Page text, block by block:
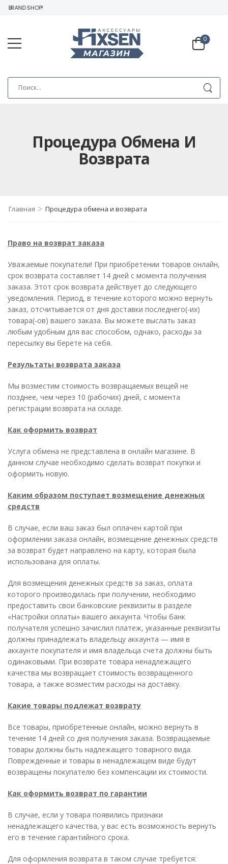
SHOP!
0
Процедура Обмена И
Возврата
Главная > Процедура обмена и возврата
Право на возврат заказа
Уважаемые покупатели! При приобретении товаров онлайн,
срок возврата составляет 14 дней с момента получения
заказа. Этот срок возврата действует до следующего
уведомления. Период, в течение которого можно вернуть
заказ, отсчитывается от дня доставки последнего(-их)
товара(-ов) вашего заказа. Вы можете выслать заказ
любым удобным для вас способом, однако, расходы за
пересылку вы берете на себя.
Результаты возврата заказа
Мы возместим стоимость возвращаемых вещей не
позднее, чем через 10 (рабочих) дней, с момента
регистрации возврата на складе.
Как оформить возврат
Услуга обмена не представлена в онлайн магазине. В
данном случае необходимо сделать возврат покупки и
оформить новую.
Каким образом поступает возмещение денежных
средств
В случае, если ваш заказ был оплачен картой при
оформлении заказа онлайн, возмещение денежных средств
за возврат будет направлено на карту, которая была
использована для оплаты.
Для возмещения денежных средств за заказ, оплата
которого производилась при получении, необходимо
предоставить свои банковские реквизиты в разделе
«Настройки оплаты» вашего аккаунта. Чтобы банк
получателя успешно зачислил платеж, указанные реквизиты
должны принадлежать владельцу аккаунта — имя в
аккаунте покупателя и имя владельца счета должны быть
одинаковыми. При возврате товара ненадлежащего
качества мы возвращает стоимость возвращенного
товара, а также возместим расходы на доставку.
Какие товары подлежат возврату
Все товары, приобретенные онлайн, можно вернуть в
течение 14 дней со дня получения заказа. Возвращаемые
товары должны быть надлежащего товарного вида.
Поврежденные и товары в ненадлежащем виде будут
возвращены покупателю без компенсации их стоимости.
Как оформить возврат по гарантии
В случае, если у товара появились признаки
ненадлежащего качества, у вас есть возможность вернуть
его в течение гарантийного срока.
Для оформления возврата в таком случае требуется: